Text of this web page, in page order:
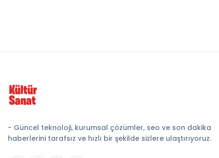
- Güncel teknoloji, kurumsal çözümler, seo ve son dakika
haberlerini tarafsız ve hızlı bir şekilde sizlere ulaştırıyoruz.